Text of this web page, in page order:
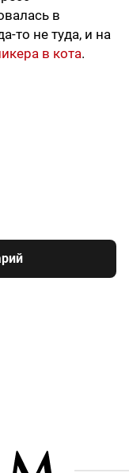
в
то не туда, и на
в кота.